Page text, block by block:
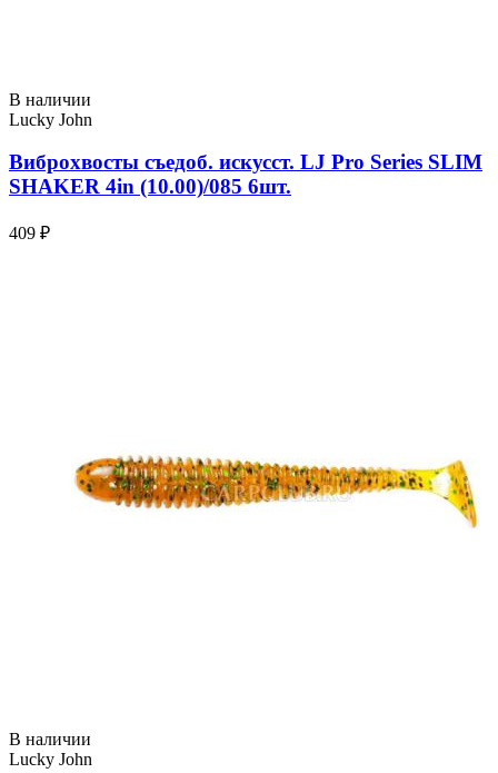
В наличии
Lucky John
Виброхвосты съедоб. искусст. LJ Pro Series SLIM
SHAKER 4in (10.00)/085 6шт.
409 ₽
В наличии
Lucky John